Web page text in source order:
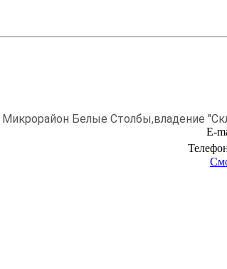
Микрорайон Белые Столбы,владение
E-